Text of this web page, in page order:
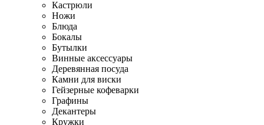
Кастрюли
Ножи
Блюда
Бокалы
Бутылки
Винные аксессуары
Деревянная посуда
Камни для виски
Гейзерные кофеварки
Графины
Декантеры
Кружки